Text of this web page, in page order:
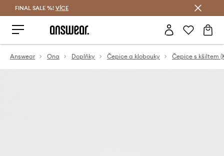
FINAL SALE %! VÍCE
Answear Ona Doplňky Čepice a klobouky Čepice s kšiltem